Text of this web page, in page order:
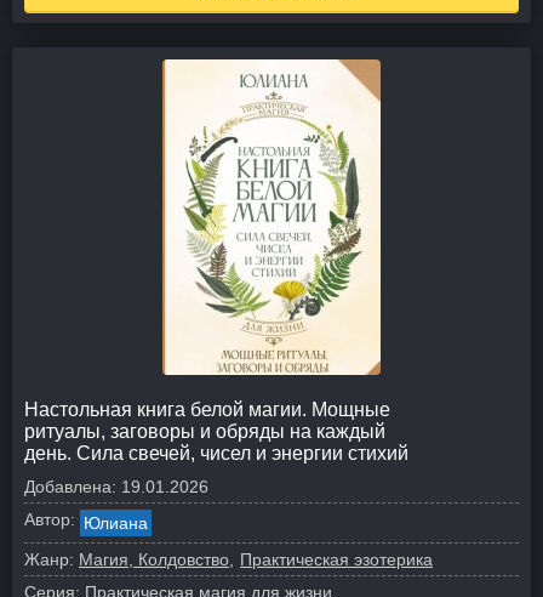
Настольная книга белой магии. Мощные
ритуалы, заговоры и обряды на каждый
день. Сила свечей, чисел и энергии стихий
Добавлена: 19.01.2026
Автор: Юлиана
Жанр: Магия, Колдовство
Практическая эзотерика
Серия: Практическая магия для жизни